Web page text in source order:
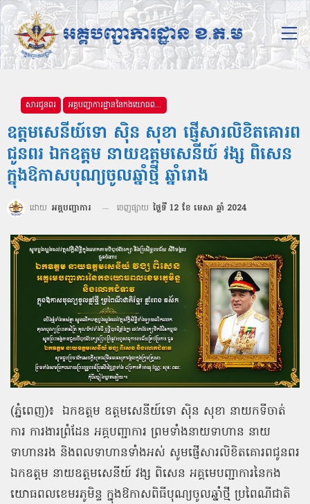
សារជូនពរ អគ្គបញ្ជាការដ្ឋាននៃកងយោធពលខេមរភូមិន្ទ
ឧត្តមសេនីយ៍ទោ សុិន សុខា ផ្ញើសារលិខិតគោរព
ជូនពរ ឯកឧត្ដម នាយឧត្ដមសេនីយ៍ វង្ស ពិសេន
ក្នុងឱកាសបុណ្យចូលឆ្នាំថ្មី ឆ្នាំរោង
ដោយ អគ្គបញ្ជាការ ចេញផ្សាយ ថ្ងៃទី 12 ខែ មេសា ឆ្នាំ 2024
(ភ្នំពេញ)៖ ឯកឧត្ដម ឧត្តមសេនីយ៍ទោ សុិន សុខា នាយកទីចាត់
ការ ការងារព្រំដែន អគ្គបញ្ជាការ ព្រមទាំងនាយទាហាន នាយ
ទាហានរង និងពលទាហានទាំងអស់ សូមផ្ញើសារលិខិតគោរពជូនពរ
ឯកឧត្ដម នាយឧត្ដមសេនីយ៍ វង្ស ពិសេន អគ្គមេបញ្ជាការនៃកង
យោធពលខេមរភូមិន្ទ ក្នុងឱកាសពិធីបុណ្យចូលឆ្នាំថ្មី ប្រពៃណីជាតិ